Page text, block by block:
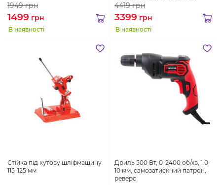
1949грн
1499 грн
В наявності
4419грн
3399 грн
В наявності
Стійка під кутову шліфмашину
115-125 мм
Дриль 500 Вт, 0-2400 об/хв, 1.0-
10 мм, самозатискний патрон,
реверс